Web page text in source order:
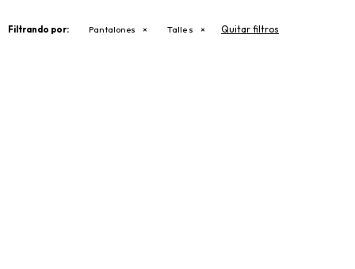
Filtrando por: Pantalones Talle s Quitar filtros